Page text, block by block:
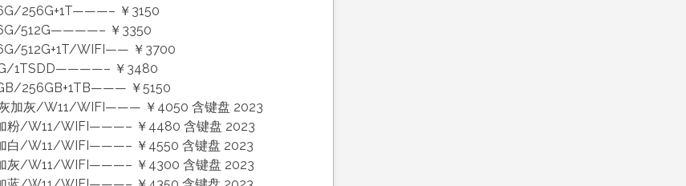
256G+1T———– ￥3150
512G————– ￥3350
512G+1T/WIFI—— ￥3700
1TSDD————– ￥3480
256GB+1TB——— ￥5150
加灰/W11/WIFI——— ￥4050 含键盘 2023
粉/W11/WIFI———– ￥4480 含键盘 2023
白/W11/WIFI———– ￥4550 含键盘 2023
灰/W11/WIFI———– ￥4300 含键盘 2023